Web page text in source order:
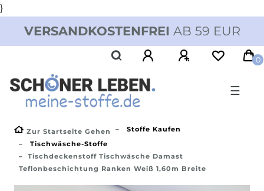
}
VERSANDKOSTENFREI AB 59 EUR
0
☰
Zur Startseite Gehen
Stoffe Kaufen
Tischwäsche-Stoffe
Tischdeckenstoff Tischwäsche Damast
Teflonbeschichtung Ranken Weiß 1,60m Breite